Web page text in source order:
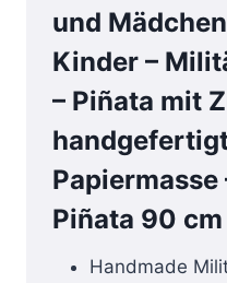
und
Kinder –
– Piñata mit
Papiermasse
Piñata 90 cm
Handmade